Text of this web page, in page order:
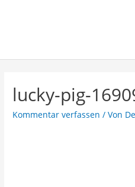
lucky-pig-
Kommentar verfassen / Von